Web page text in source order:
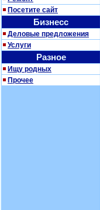
Посетите сайт
Бизнесс
Деловые предложения
Услуги
Разное
Ищу родных
Прочее